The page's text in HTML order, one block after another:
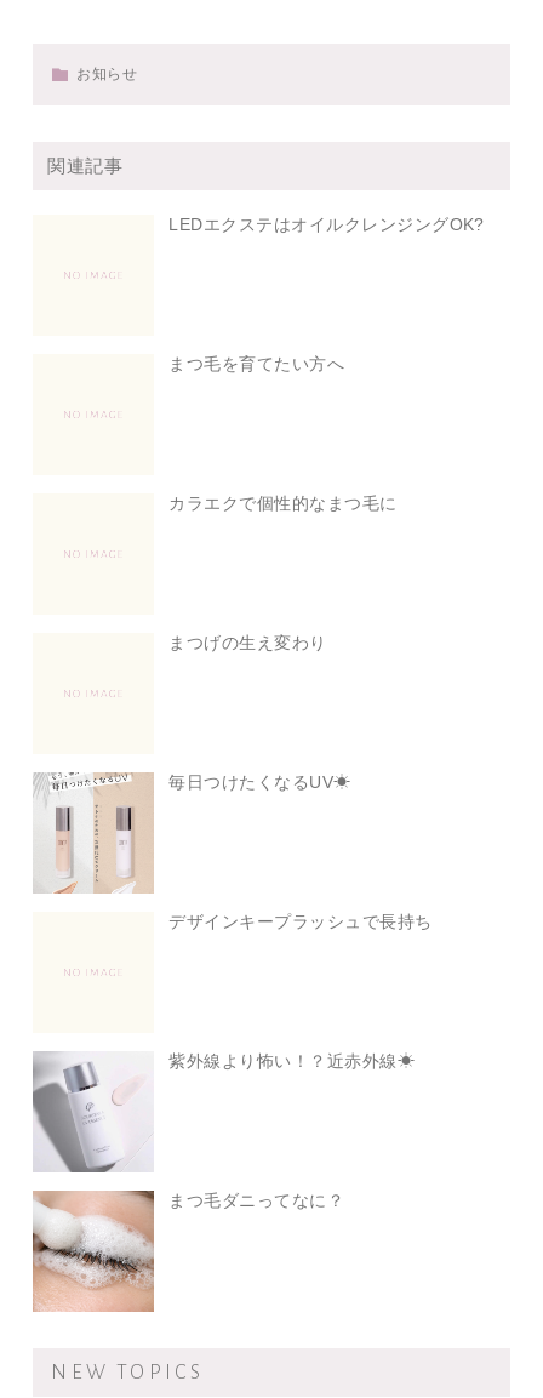
お知らせ
関連記事
LEDエクステはオイルクレンジングOK?
まつ毛を育てたい方へ
カラエクで個性的なまつ毛に
まつげの生え変わり
毎日つけたくなるUV☀
デザインキープラッシュで長持ち
紫外線より怖い！？近赤外線☀
まつ毛ダニってなに？
NEW TOPICS